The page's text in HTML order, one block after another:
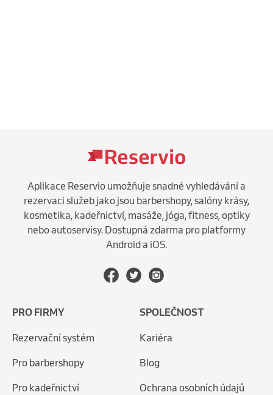
Aplikace Reservio umožňuje snadné vyhledávání a
rezervaci služeb jako jsou barbershopy, salóny krásy,
kosmetika, kadeřnictví, masáže, jóga, fitness, optiky
nebo autoservisy. Dostupná zdarma pro platformy
Android a iOS.
PRO FIRMY
Rezervační systém
Pro barbershopy
Pro kadeřnictví
SPOLEČNOST
Kariéra
Blog
Ochrana osobních údajů